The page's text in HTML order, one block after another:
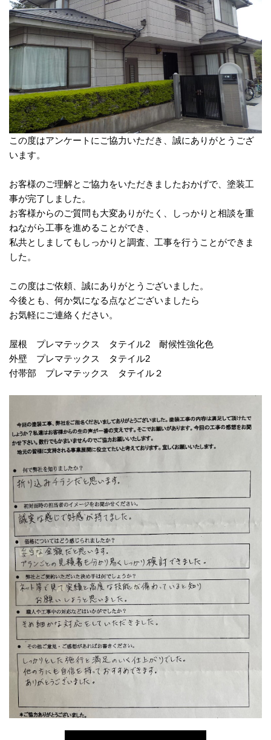
この度はアンケートにご協力いただき、誠にありがとうござ
います。
お客様のご理解とご協力をいただきましたおかげで、塗装工
事が完了しました。
お客様からのご質問も大変ありがたく、しっかりと相談を重
ねながら工事を進めることができ、
私共としましてもしっかりと調査、工事を行うことができま
した。
この度はご依頼、誠にありがとうございました。
今後とも、何か気になる点などございましたら
お気軽にご連絡ください。
屋根 プレマテックス タテイル2 耐候性強化色
外壁 プレマテックス タテイル2
付帯部 プレマテックス タテイル２